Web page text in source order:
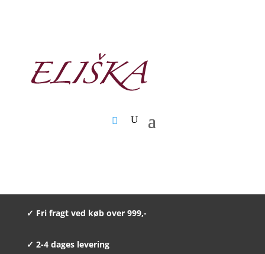
✓ Fri fragt ved køb over 999,-
✓ 2-4 dages levering